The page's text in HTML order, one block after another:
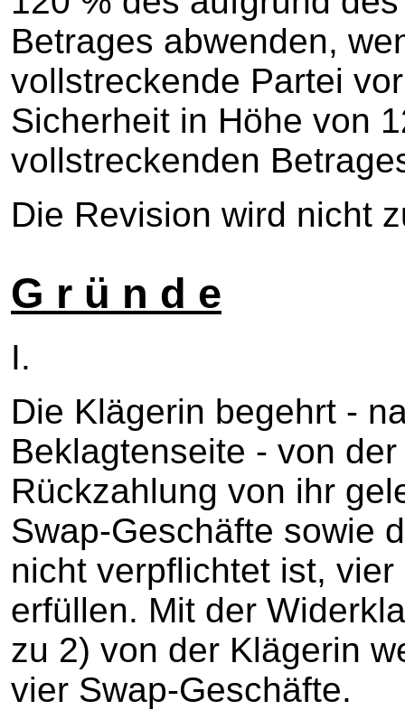
Betrages abwenden,
vollstreckende Partei
Sicherheit in Höhe von
vollstreckenden
Die Revision wird nicht
G r ü n d e
I.
Die Klägerin begehrt -
Beklagtenseite - von
Rückzahlung von ihr
Swap-Geschäfte sowie
nicht verpflichtet ist,
erfüllen. Mit der
zu 2) von der Klägerin
vier Swap-Geschäfte.